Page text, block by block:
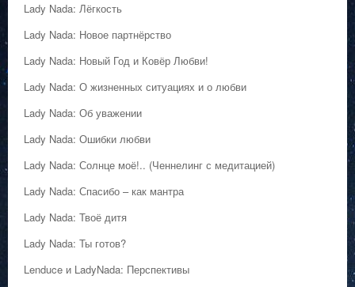
Lady Nada: Лёгкость
Lady Nada: Новое партнёрство
Lady Nada: Новый Год и Ковёр Любви!
Lady Nada: О жизненных ситуациях и о любви
Lady Nada: Об уважении
Lady Nada: Ошибки любви
Lady Nada: Солнце моё!.. (Ченнелинг с медитацией)
Lady Nada: Спасибо – как мантра
Lady Nada: Твоё дитя
Lady Nada: Ты готов?
Lenduce и LadyNada: Перспективы